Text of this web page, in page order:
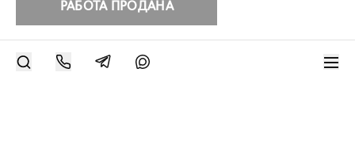
РАБОТА ПРОДАНА
Другие работы художника